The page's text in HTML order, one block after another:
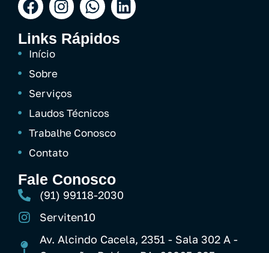
Links Rápidos
Início
Sobre
Serviços
Laudos Técnicos
Trabalhe Conosco
Contato
Fale Conosco
(91) 99118-2030
Serviten10
Av. Alcindo Cacela, 2351 - Sala 302 A -